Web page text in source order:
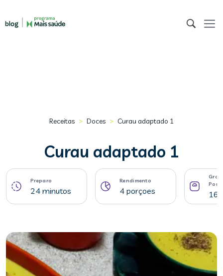
Receitas > Doces > Curau adaptado 1
Curau adaptado 1
Preparo
24 minutos
Rendimento
4 porçoes